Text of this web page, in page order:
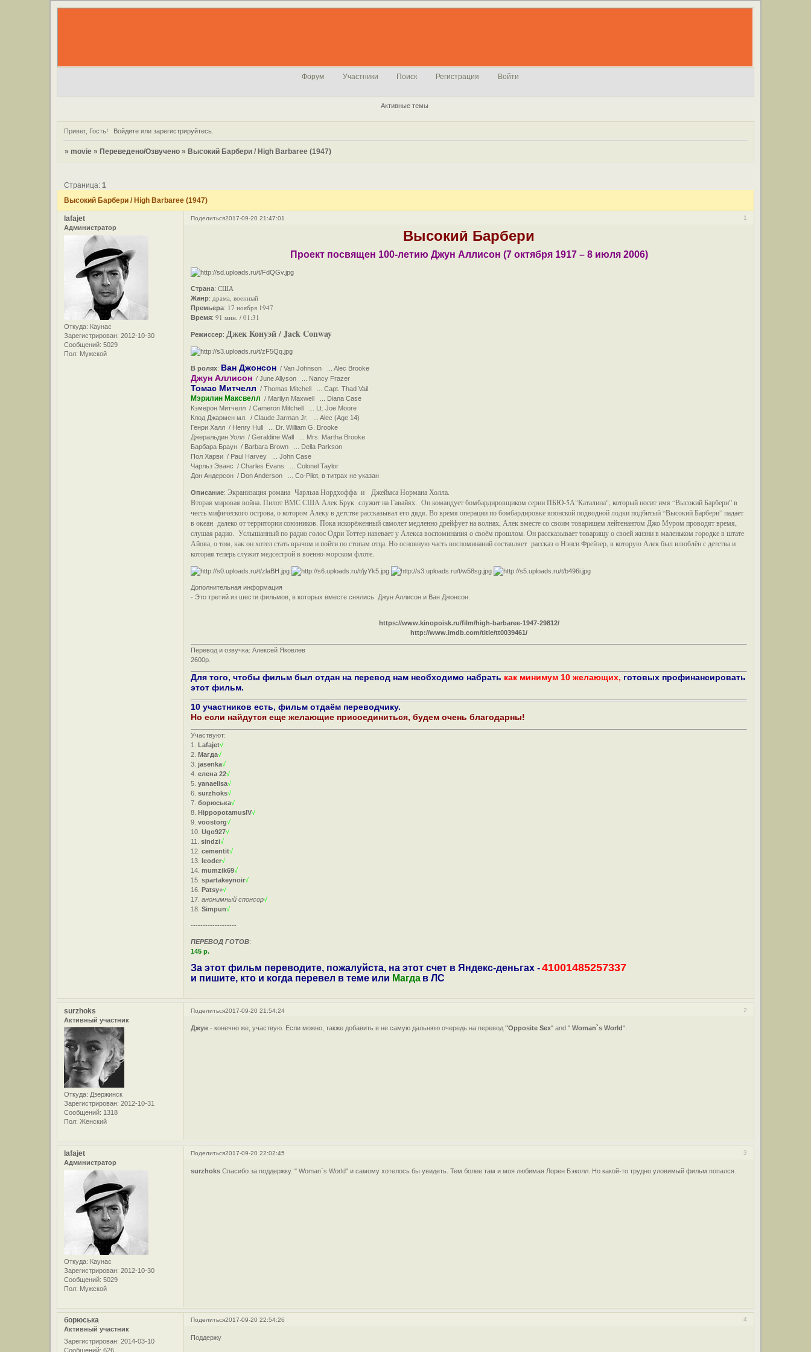
Форум Участники Поиск Регистрация Войти
Активные темы
Привет, Гость! Войдитеили зарегистрируйтесь.
»movie » Переведено/Озвучено » Высокий Барбери / High Barbaree (1947)
Высокий Барбери / High Barbaree (1947)
Страница:1
Поделиться 1
2017-09-20 21:47:01
lafajet
Администратор
Откуда: Каунас
Зарегистрирован: 2012-10-30
Сообщений: 5029
Пол: Мужской
Высокий Барбери
Проект посвящен 100-летию Джун Аллисон (7 октября 1917 – 8 июля 2006)
Страна:США
Жанр: драма, военный
Премьера: 17 ноября 1947
Время:91 мин. / 01:31
Режиссер: Джек Конуэй / Jack Conway
В ролях: Ван Джонсон / Van Johnson ... Alec Brooke
Джун Аллисон / June Allyson ... Nancy Frazer
Томас Митчелл / Thomas Mitchell ... Capt. Thad Vail
Мэрилин Максвелл / Marilyn Maxwell ... Diana Case
Кэмерон Митчелл / Cameron Mitchell ... Lt. Joe Moore
Клод Джармен мл. / Claude Jarman Jr. ... Alec (Age 14)
Генри Халл / Henry Hull ... Dr. William G. Brooke
Джеральдин Уолл / Geraldine Wall ... Mrs. Martha Brooke
Барбара Браун / Barbara Brown ... Della Parkson
Пол Харви / Paul Harvey ... John Case
Чарльз Эванс / Charles Evans ... Colonel Taylor
Дон Андерсон / Don Anderson ... Co-Pilot, в титрах не указан
Описание:Экранизация романа Чарльза Нордхоффа и Джеймса Нормана Холла.
Вторая мировая война. Пилот ВМС США Алек Брук служит на Гавайях. Он командует бомбардировщиком серии ПБЮ-5А"Каталина", который носит имя “Высокий Барбери” в
честь мифического острова, о котором Алеку в детстве рассказывал его дядя. Во время операции по бомбардировке японской подводной лодки подбитый “Высокий Барбери” падает
в океан далеко от территории союзников. Пока искорёженный самолет медленно дрейфует на волнах, Алек вместе со своим товарищем лейтенантом Джо Муром проводят время,
слушая радио. Услышанный по радио голос Одри Тоттер навевает у Алекса воспоминания о своём прошлом. Он рассказывает товарищу о своей жизни в маленьком городке в штате
Айова, о том, как он хотел стать врачом и пойти по стопам отца. Но основную часть воспоминаний составляет рассказ о Нэнси Фрейзер, в которую Алек был влюблён с детства и
которая теперь служит медсестрой в военно-морском флоте.
Дополнительная информация
- Это третий из шести фильмов, в которых вместе снялись Джун Аллисон и Ван Джонсон.
https://www.kinopoisk.ru/film/high-barbaree-1947-29812/
http://www.imdb.com/title/tt0039461/
Перевод и озвучка: Алексей Яковлев
2600р.
Для того, чтобы фильм был отдан на перевод нам необходимо набрать как минимум 10 желающих, готовых профинансировать
этот фильм.
10 участников есть, фильм отдаём переводчику.
Но если найдутся еще желающие присоединиться, будем очень благодарны!
Участвуют:
1.Lafajet√
2.Магда√
3.jasenka√
4.елена 22√
5.yanaelisa√
6.surzhoks√
7.борюська√
8.HippopotamusIV√
9.voostorg√
10.Ugo927√
11.sindzi√
12.cementit√
13.leoder√
14.mumzik69√
15.spartakeynoir√
16.Patsy+√
17.анонимный спонсор√
18.Simpun√
-------------------
ПЕРЕВОД ГОТОВ:
145 р.
За этот фильм переводите, пожалуйста, на этот счет в Яндекс-деньгах -41001485257337
и пишите, кто и когда перевел в теме или Магда в ЛС
Поделиться 2
2017-09-20 21:54:24
surzhoks
Активный участник
Откуда: Дзержинск
Зарегистрирован: 2012-10-31
Сообщений: 1318
Пол: Женский
Джун - конечно же, участвую. Если можно, также добавить в не самую дальнюю очередь на перевод"Opposite Sex" and "Woman`s World".
Поделиться 3
2017-09-20 22:02:45
lafajet
Администратор
Откуда: Каунас
Зарегистрирован: 2012-10-30
Сообщений: 5029
Пол: Мужской
surzhoks Спасибо за поддержку. " Woman`s World" и самому хотелось бы увидеть. Тем более там и моя любимая Лорен Бэколл. Но какой-то трудно уловимый фильм попался.
Поделиться 4
2017-09-20 22:54:26
борюська
Активный участник
Зарегистрирован: 2014-03-10
Сообщений: 626
Поддержу